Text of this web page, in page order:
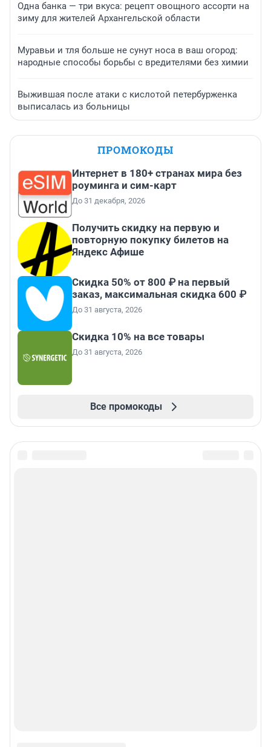
Одна банка — три вкуса: рецепт овощного ассорти на
зиму для жителей Архангельской области
Муравьи и тля больше не сунут носа в ваш огород:
народные способы борьбы с вредителями без химии
Выжившая после атаки с кислотой петербурженка
выписалась из больницы
ПРОМОКОДЫ
Интернет в 180+ странах мира без
роуминга и сим-карт
До 31 декабря, 2026
Получить скидку на первую и
повторную покупку билетов на
Яндекс Афише
Скидка 50% от 800 ₽ на первый
заказ, максимальная скидка 600 ₽
До 31 августа, 2026
Скидка 10% на все товары
До 31 августа, 2026
Все промокоды